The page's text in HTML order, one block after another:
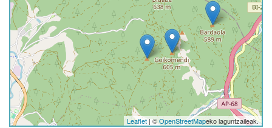
Leaflet | ©OpenStreetMapeko laguntzaileak.